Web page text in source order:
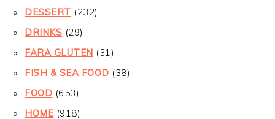
DESSERT (232)
DRINKS (29)
FARA GLUTEN (31)
FISH & SEA FOOD (38)
FOOD (653)
HOME(918)